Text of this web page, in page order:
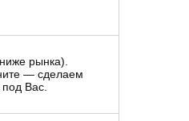
рынка).
— сделаем
Вас.